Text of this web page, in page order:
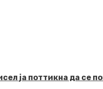
поттикна да се